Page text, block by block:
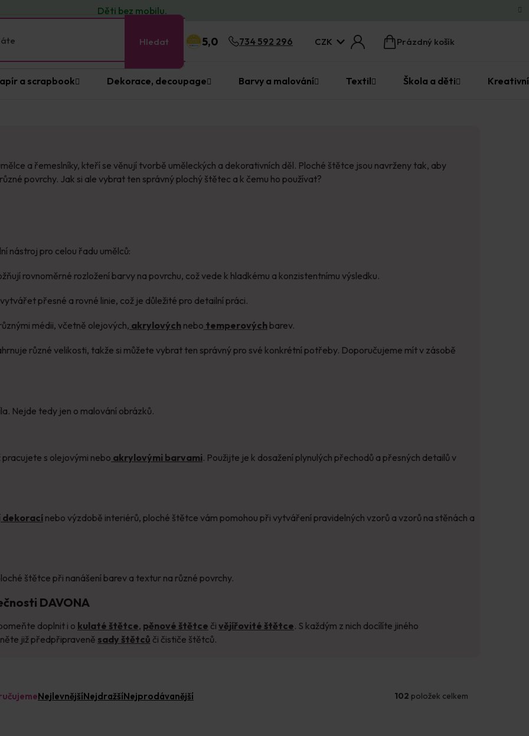
Děti bez mobilu.
Hledat 5,0 CZK
Nákupní
Prázdný košík
734 592 296
a scrapbook Dekorace, decoupage Barvy a malování Textil Škola a děti
a řemeslníky, kteří se věnují tvorbě uměleckých a dekorativních děl. Ploché štětce jsou navrženy tak, aby
povrchy. Jak si ale vybrat ten správný plochý štětec a k čemu ho používat?
nástroj pro celou řadu umělců:
rovnoměrné rozložení barvy na povrchu, což vede k hladkému a konzistentnímu výsledku.
přesné a rovné linie, což je důležité pro detailní práci.
médii, včetně olejových, akrylových nebo temperovýchbarev.
různé velikosti, takže si můžete vybrat ten správný pro své konkrétní potřeby. Doporučujeme mít v zásobě
Nejde tedy jen o malování obrázků.
pracujete s olejovými nebo akrylovými barvami. Použijte je k dosažení plynulých přechodů a přesných detailů v
dekorací nebo výzdobě interiérů, ploché štětce vám pomohou při vytváření pravidelných vzorů a vzorů na stěnách a
štětce při nanášení barev a textur na různé povrchy.
DAVONA
doplnit i o kulaté štětce, pěnové štětce či vějířovité štětce. S každým z nich docílíte jiného
již předpřipraveně sady štětců či čističe štětců.
NejlevnějšíNejdražšíNejprodávanější 102 položek celkem